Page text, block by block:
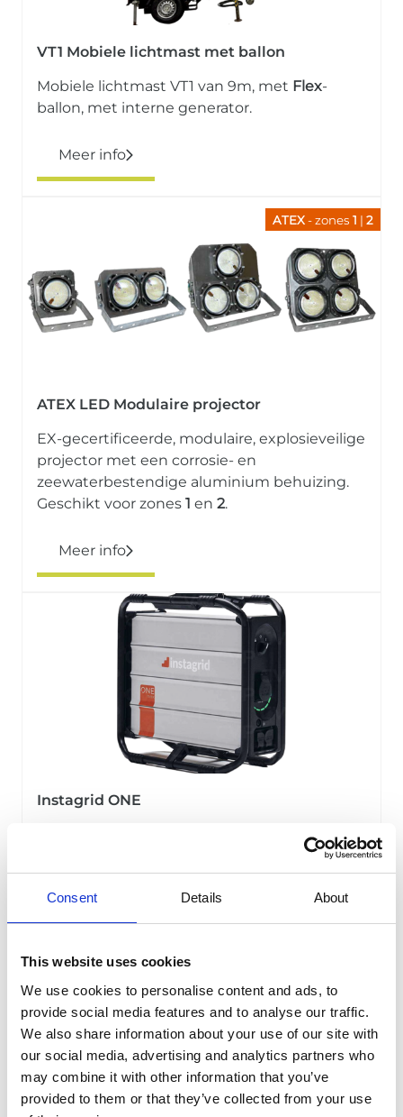
Consent Details About
This website uses cookies
We use cookies to personalise content and ads, to
provide social media features and to analyse our traffic.
We also share information about your use of our site with
our social media, advertising and analytics partners who
may combine it with other information that you’ve
provided to them or that they’ve collected from your use
VT1 Mobiele lichtmast met ballon
Mobiele lichtmast VT1 van 9m, met Flex-
ballon, met interne generator.
Meer info
ATEX- zones 1 | 2
ATEX LED Modulaire projector
EX-gecertificeerde, modulaire, explosieveilige
projector met een corrosie- en
zeewaterbestendige aluminium behuizing.
Geschikt voor zones 1 en 2.
Meer info
Instagrid ONE
Draagbaar batterijsysteem. Eenvoudig te
vervoeren, kan makkelijk door één persoon
gedragen worden.
Meer info